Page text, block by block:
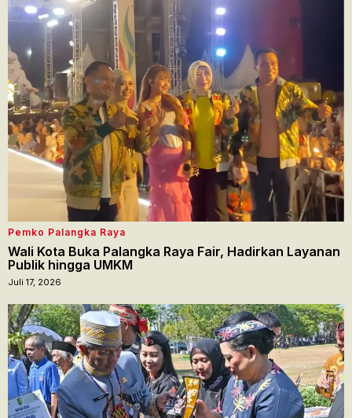
Pemko Palangka Raya
Wali Kota Buka Palangka Raya Fair, Hadirkan Layanan
Publik hingga UMKM
Juli 17, 2026